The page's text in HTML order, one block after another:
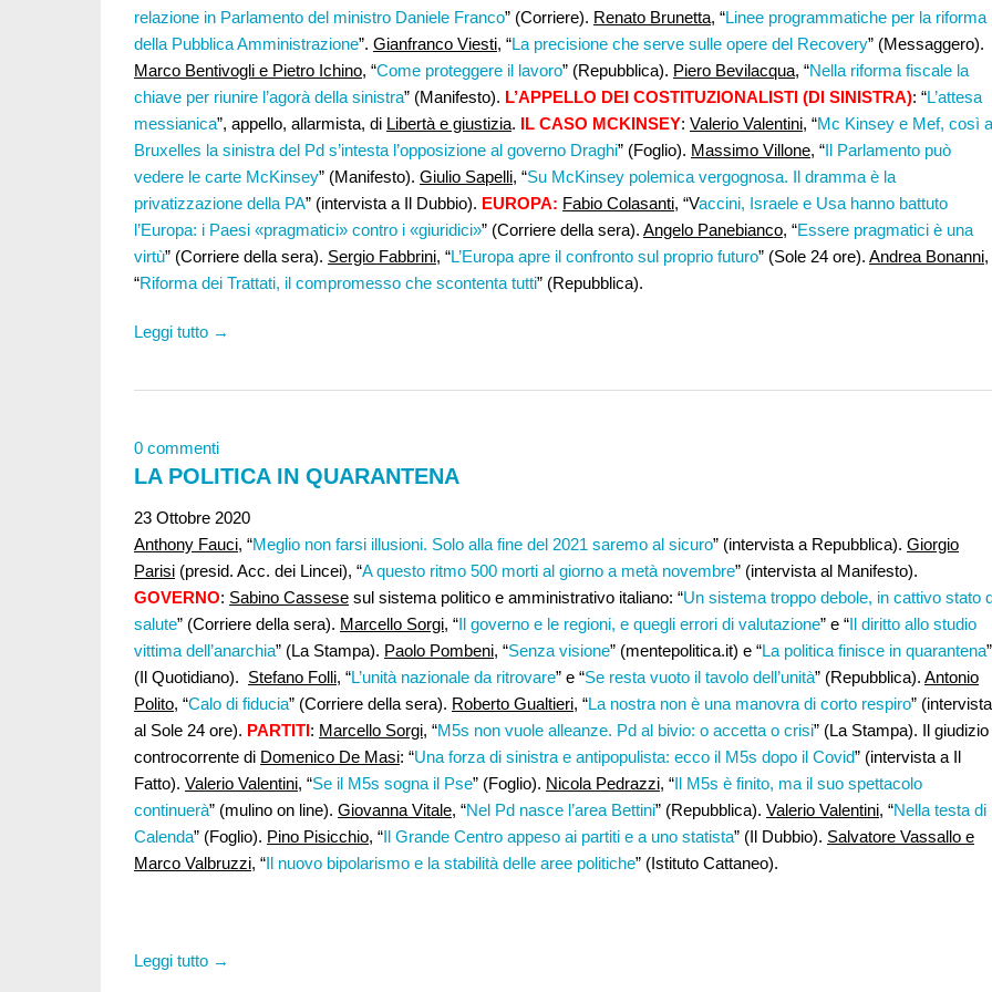
relazione in Parlamento del ministro Daniele Franco” (Corriere). Renato Brunetta, “Linee programmatiche per la riforma
della Pubblica Amministrazione”. Gianfranco Viesti, “La precisione che serve sulle opere del Recovery” (Messaggero).
Marco Bentivogli e Pietro Ichino, “Come proteggere il lavoro” (Repubblica). Piero Bevilacqua, “Nella riforma fiscale la
chiave per riunire l’agorà della sinistra” (Manifesto). L’APPELLO DEI COSTITUZIONALISTI (DI SINISTRA): “L’attesa
messianica”, appello, allarmista, di Libertà e giustizia. IL CASO MCKINSEY: Valerio Valentini, “Mc Kinsey e Mef, così a
Bruxelles la sinistra del Pd s’intesta l’opposizione al governo Draghi” (Foglio). Massimo Villone, “Il Parlamento può
vedere le carte McKinsey” (Manifesto). Giulio Sapelli, “Su McKinsey polemica vergognosa. Il dramma è la
privatizzazione della PA” (intervista a Il Dubbio). EUROPA: Fabio Colasanti, “Vaccini, Israele e Usa hanno battuto
l’Europa: i Paesi «pragmatici» contro i «giuridici»” (Corriere della sera). Angelo Panebianco, “Essere pragmatici è una
virtù” (Corriere della sera). Sergio Fabbrini, “L’Europa apre il confronto sul proprio futuro” (Sole 24 ore). Andrea Bonanni,
“Riforma dei Trattati, il compromesso che scontenta tutti” (Repubblica).
Leggi tutto →
0 commenti
LA POLITICA IN QUARANTENA
23 Ottobre 2020
Anthony Fauci, “Meglio non farsi illusioni. Solo alla fine del 2021 saremo al sicuro” (intervista a Repubblica). Giorgio
Parisi (presid. Acc. dei Lincei), “A questo ritmo 500 morti al giorno a metà novembre” (intervista al Manifesto).
GOVERNO: Sabino Cassese sul sistema politico e amministrativo italiano: “Un sistema troppo debole, in cattivo stato
salute” (Corriere della sera). Marcello Sorgi, “Il governo e le regioni, e quegli errori di valutazione” e “Il diritto allo studio
vittima dell’anarchia” (La Stampa). Paolo Pombeni, “Senza visione” (mentepolitica.it) e “La politica finisce in quarantena”
(Il Quotidiano). Stefano Folli, “L’unità nazionale da ritrovare” e “Se resta vuoto il tavolo dell’unità” (Repubblica). Antonio
Polito, “Calo di fiducia” (Corriere della sera). Roberto Gualtieri, “La nostra non è una manovra di corto respiro” (intervista
al Sole 24 ore). PARTITI: Marcello Sorgi, “M5s non vuole alleanze. Pd al bivio: o accetta o crisi” (La Stampa). Il giudizio
controcorrente di Domenico De Masi: “Una forza di sinistra e antipopulista: ecco il M5s dopo il Covid” (intervista a Il
Fatto). Valerio Valentini, “Se il M5s sogna il Pse” (Foglio). Nicola Pedrazzi, “Il M5s è finito, ma il suo spettacolo
continuerà” (mulino on line). Giovanna Vitale, “Nel Pd nasce l’area Bettini” (Repubblica). Valerio Valentini, “Nella testa di
Calenda” (Foglio). Pino Pisicchio, “Il Grande Centro appeso ai partiti e a uno statista” (Il Dubbio). Salvatore Vassallo e
Marco Valbruzzi, “Il nuovo bipolarismo e la stabilità delle aree politiche” (Istituto Cattaneo).
Leggi tutto →